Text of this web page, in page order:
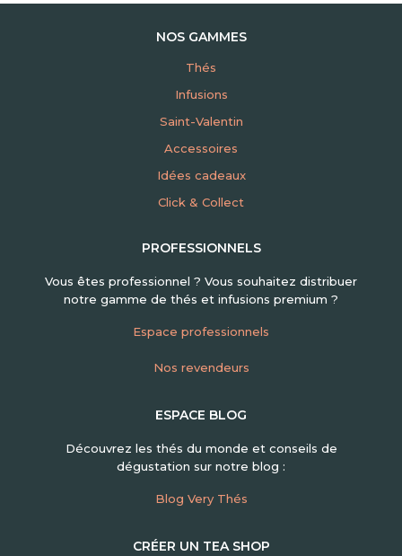
NOS GAMMES
Thés
Infusions
Saint-Valentin
Accessoires
Idées cadeaux
Click & Collect
PROFESSIONNELS
Vous êtes professionnel ? Vous souhaitez distribuer
notre gamme de thés et infusions premium ?
Espace professionnels
Nos revendeurs
ESPACE BLOG
Découvrez les thés du monde et conseils de
dégustation sur notre blog :
Blog Very Thés
CRÉER UN TEA SHOP